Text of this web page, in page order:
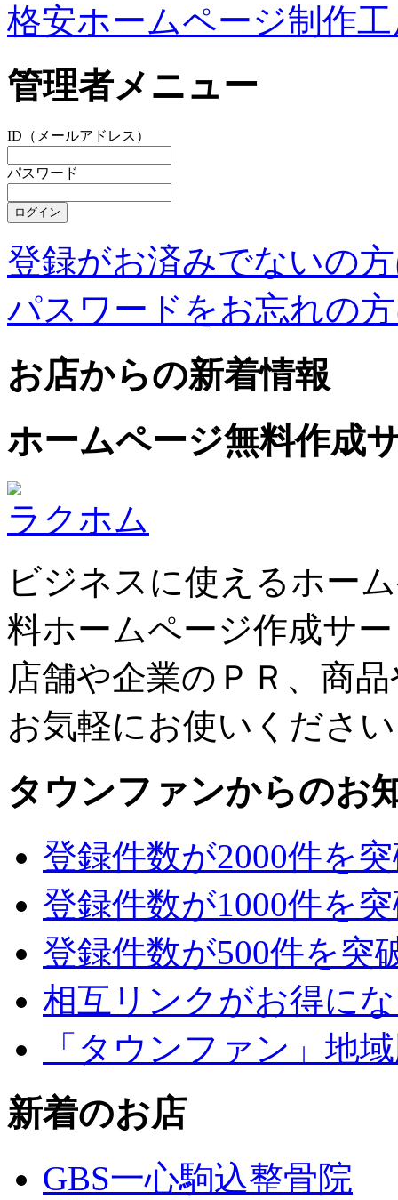
格安ホームページ制作
管理者メニュー
ID（メールアドレス）
パスワード
登録がお済みでないの
パスワードをお忘れの
お店からの新着情報
ホームページ無料作成
ラクホム
ビジネスに使えるホー
料ホームページ作成サ
店舗や企業のＰＲ、商
お気軽にお使いくださ
タウンファンからのお
登録件数が2000件を
登録件数が1000件を
登録件数が500件を突
相互リンクがお得に
「タウンファン」地
新着のお店
GBS一心駒込整骨院